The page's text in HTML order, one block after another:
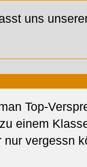
uns
Top-
einem
vergessn